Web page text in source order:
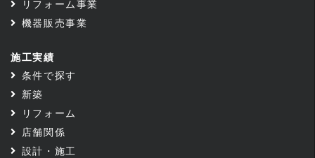
リフォーム事業
機器販売事業
施工実績
条件で探す
新築
リフォーム
店舗関係
設計・施工